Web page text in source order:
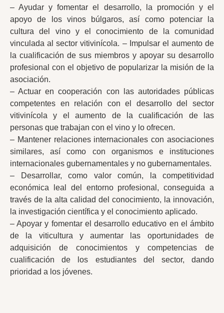
– Ayudar y fomentar el desarrollo, la promoción y el
apoyo de los vinos búlgaros, así como potenciar la
cultura del vino y el conocimiento de la comunidad
vinculada al sector vitivinícola. – Impulsar el aumento de
la cualificación de sus miembros y apoyar su desarrollo
profesional con el objetivo de popularizar la misión de la
asociación.
– Actuar en cooperación con las autoridades públicas
competentes en relación con el desarrollo del sector
vitivinícola y el aumento de la cualificación de las
personas que trabajan con el vino y lo ofrecen.
– Mantener relaciones internacionales con asociaciones
similares, así como con organismos e instituciones
internacionales gubernamentales y no gubernamentales.
– Desarrollar, como valor común, la competitividad
económica leal del entorno profesional, conseguida a
través de la alta calidad del conocimiento, la innovación,
la investigación científica y el conocimiento aplicado.
– Apoyar y fomentar el desarrollo educativo en el ámbito
de la viticultura y aumentar las oportunidades de
adquisición de conocimientos y competencias de
cualificación de los estudiantes del sector, dando
prioridad a los jóvenes.